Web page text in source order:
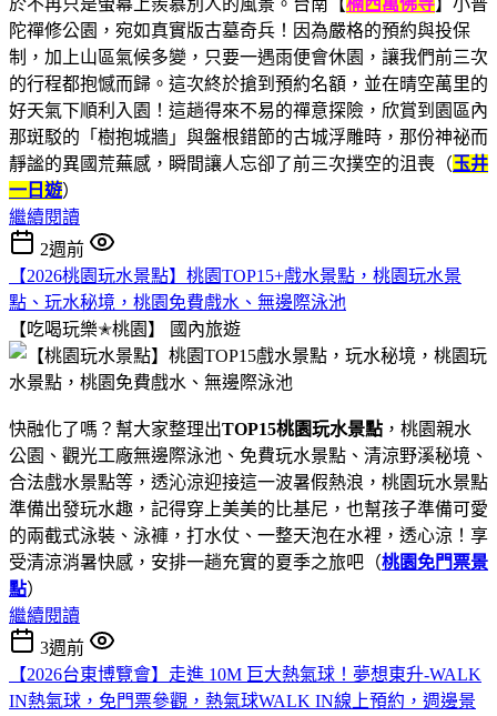
陀禪修公園，宛如真實版古墓奇兵！因為嚴格的預約與投保
制，加上山區氣候多變，只要一遇雨便會休園，讓我們前三次
的行程都抱憾而歸。這次終於搶到預約名額，並在晴空萬里的
好天氣下順利入園！這趟得來不易的禪意探險，欣賞到園區內
那斑駁的「樹抱城牆」與盤根錯節的古城浮雕時，那份神祕而
靜謐的異國荒蕪感，瞬間讓人忘卻了前三次撲空的沮喪（玉井
一日遊）
繼續閱讀
2週前
【2026桃園玩水景點】桃園TOP15+戲水景點，桃園玩水景
點、玩水秘境，桃園免費戲水、無邊際泳池
【吃喝玩樂✭桃園】
國內旅遊
快融化了嗎？幫大家整理出TOP15桃園玩水景點 ，桃園親水
公園、觀光工廠無邊際泳池、免費玩水景點、清涼野溪秘境、
合法戲水景點等，透沁涼迎接這一波暑假熱浪，桃園玩水景點
準備出發玩水趣，記得穿上美美的比基尼，也幫孩子準備可愛
的兩截式泳裝、泳褲，打水仗、一整天泡在水裡，透心涼！享
受清涼消暑快感，安排一趟充實的夏季之旅吧（桃園免門票景
點）
繼續閱讀
3週前
【2026台東博覽會】走進 10M 巨大熱氣球！夢想東升-WALK
IN熱氣球，免門票參觀，熱氣球WALK IN線上預約，週邊景